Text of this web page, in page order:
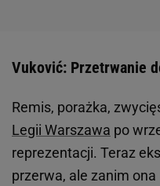
Vuković: Przetrwanie
Remis, porażka,
Legii Warszawa po
reprezentacji. Teraz
przerwa, ale zanim ona